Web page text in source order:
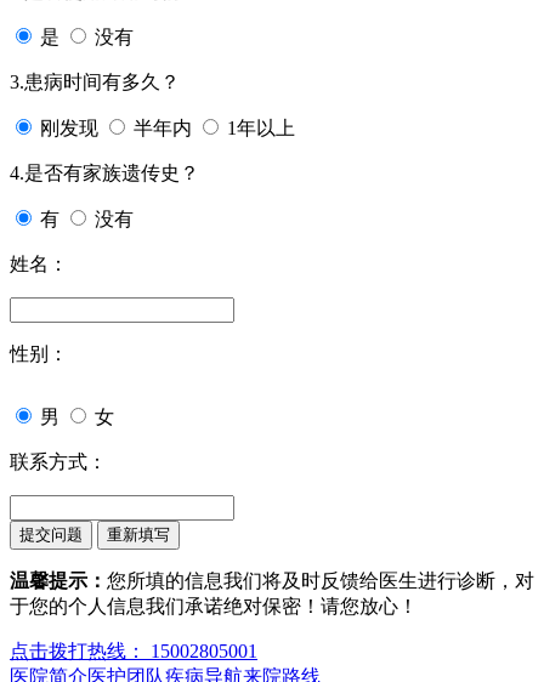
是 没有
3.患病时间有多久？
刚发现 半年内 1年以上
4.是否有家族遗传史？
有 没有
姓名：
性别：
男 女
联系方式：
温馨提示： 您所填的信息我们将及时反馈给医生进行诊断，对
于您的个人信息我们承诺绝对保密！请您放心！
点击拨打热线： 15002805001
医院简介医护团队疾病导航来院路线